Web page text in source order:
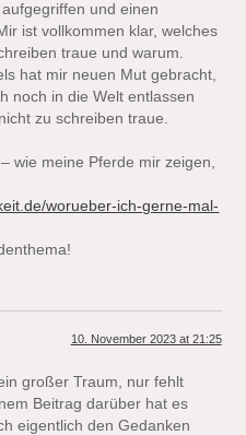
und einen
ist vollkommen klar, welches
traue und warum.
hat mir neuen Mut gebracht,
noch in die Welt entlassen
zu schreiben traue.
wie meine Pferde mir zeigen,
worueber-ich-gerne-mal-
10. November 2023 at 21:25
großer Traum, nur fehlt
Beitrag darüber hat es
eigentlich den Gedanken